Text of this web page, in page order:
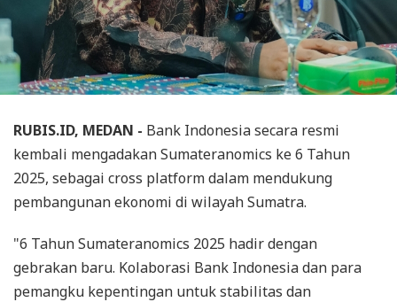
RUBIS.ID, MEDAN - Bank Indonesia secara resmi
kembali mengadakan Sumateranomics ke 6 Tahun
2025, sebagai cross platform dalam mendukung
pembangunan ekonomi di wilayah Sumatra.
"6 Tahun Sumateranomics 2025 hadir dengan
gebrakan baru. Kolaborasi Bank Indonesia dan para
pemangku kepentingan untuk stabilitas dan